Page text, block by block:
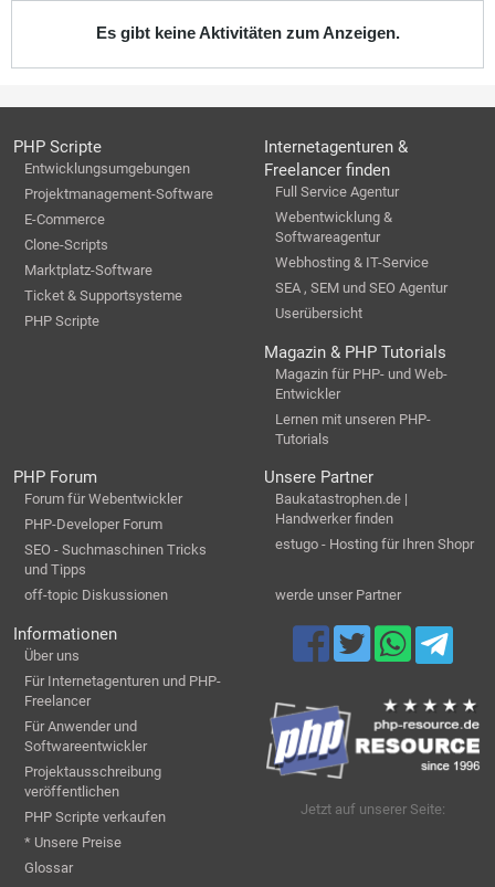
Es gibt keine Aktivitäten zum Anzeigen.
PHP Scripte
Entwicklungsumgebungen
Projektmanagement-Software
E-Commerce
Clone-Scripts
Marktplatz-Software
Ticket & Supportsysteme
PHP Scripte
Internetagenturen &
Freelancer finden
Full Service Agentur
Webentwicklung &
Softwareagentur
Webhosting & IT-Service
SEA , SEM und SEO Agentur
Userübersicht
Magazin & PHP Tutorials
Magazin für PHP- und Web-
Entwickler
Lernen mit unseren PHP-
Tutorials
PHP Forum
Forum für Webentwickler
PHP-Developer Forum
SEO - Suchmaschinen Tricks
und Tipps
off-topic Diskussionen
Unsere Partner
Baukatastrophen.de |
Handwerker finden
estugo - Hosting für Ihren Shopr
werde unser Partner
Informationen
Über uns
Für Internetagenturen und PHP-
Freelancer
Für Anwender und
Softwareentwickler
Projektausschreibung
veröffentlichen
PHP Scripte verkaufen
* Unsere Preise
Glossar
Jetzt auf unserer Seite: